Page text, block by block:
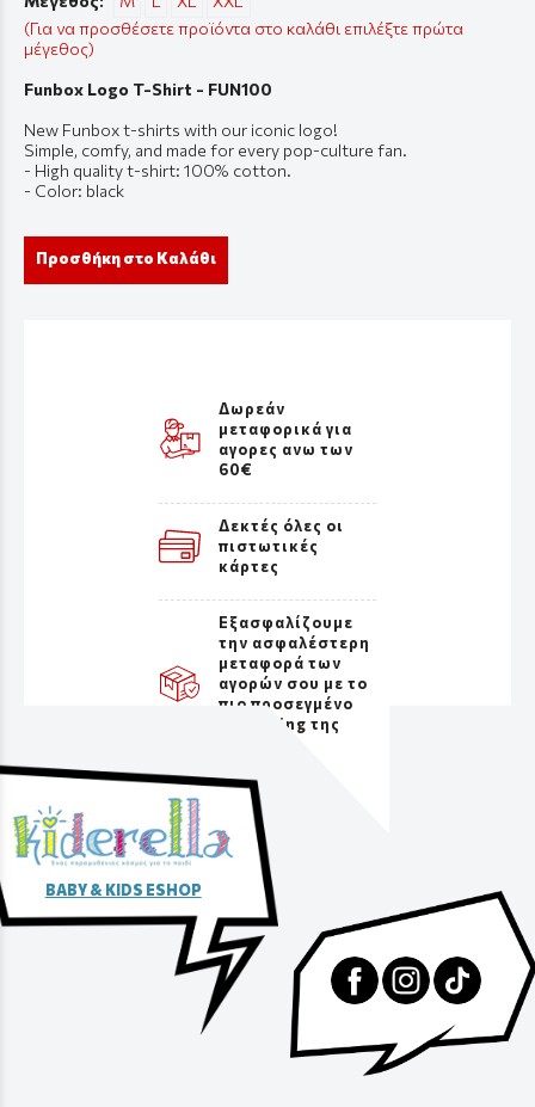
(Για να προσθέσετε προϊόντα στο καλάθι επιλέξτε πρώτα
μέγεθος)
Funbox Logo T-Shirt - FUN100
New Funbox t-shirts with our iconic logo!
Simple, comfy, and made for every pop-culture fan.
- High quality t-shirt: 100% cotton.
- Color: black
Προσθήκη στο Καλάθι
Δωρεάν
μεταφορικά για
αγορες ανω των
60€
Δεκτές όλες οι
πιστωτικές
κάρτες
Εξασφαλίζουμε
την ασφαλέστερη
μεταφορά των
αγορών σου με το
πιο προσεγμένο
packaging της
BABY & KIDS ESHOP